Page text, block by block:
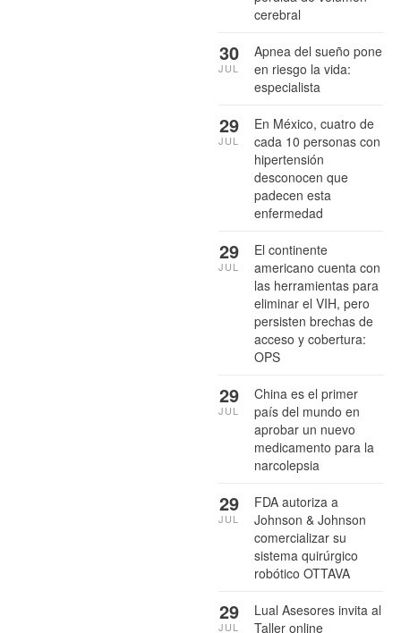
cerebral
Apnea del sueño pone
en riesgo la vida:
especialista
30
JUL
En México, cuatro de
cada 10 personas con
hipertensión
desconocen que
padecen esta
enfermedad
29
JUL
El continente
americano cuenta con
las herramientas para
eliminar el VIH, pero
persisten brechas de
acceso y cobertura:
OPS
29
JUL
China es el primer
país del mundo en
aprobar un nuevo
medicamento para la
narcolepsia
29
JUL
FDA autoriza a
Johnson & Johnson
comercializar su
sistema quirúrgico
robótico OTTAVA
29
JUL
Lual Asesores invita al
Taller online
29
JUL